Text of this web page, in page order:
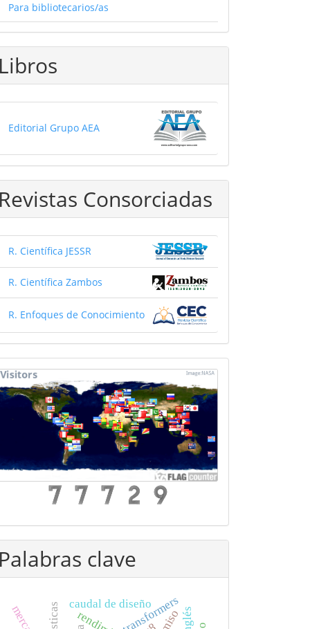
Para bibliotecarios/as
Libros
Editorial Grupo AEA
Revistas Consorciadas
R. Científica JESSR
R. Científica Zambos
R. Enfoques de Conocimiento
Palabras clave
transformers
caudal de diseño